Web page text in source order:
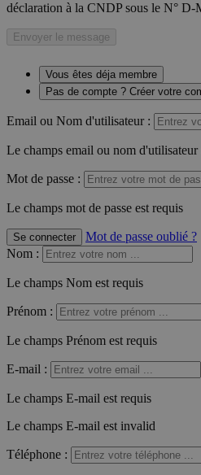
déclaration à la CNDP sous le N° D-
Envoyer le message
Vous êtes déja membre
Pas de compte ? Créer votre
Email ou Nom d'utilisateur :
Le champs email ou nom d'utilisateur
Mot de passe :
Le champs mot de passe est requis
Se connecter
Mot de passe oublié ?
Nom :
Le champs Nom est requis
Prénom :
Le champs Prénom est requis
E-mail :
Le champs E-mail est requis
Le champs E-mail est invalid
Téléphone :